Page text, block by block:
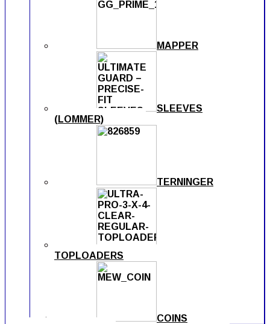
MAPPER
SLEEVES
(LOMMER)
TERNINGER
TOPLOADERS
COINS